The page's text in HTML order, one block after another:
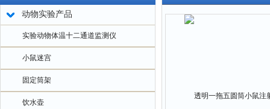
动物实验产品
实验动物体温十二通道监测仪
小鼠迷宫
固定筒架
饮水壶